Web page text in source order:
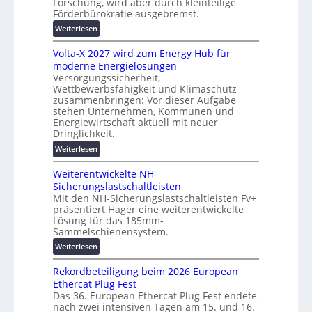
u
n
g
l
ö
s
u
n
g
e
n
c
h
u
t
z
u
n
d
d
i
g
i
t
l
e
T
r
a
n
s
p
a
r
e
Förderbürokratie ausgebremst.
Weiterlesen:
M
a
s
c
h
i
n
e
n
b
a
u
:
F
o
r
s
c
h
u
n
g
Volta-X 2027 wird zum Energy Hub für
moderne Energielösungen
Versorgungssicherheit,
Wettbewerbsfähigkeit und Klimaschutz
zusammenbringen: Vor dieser Aufgabe
stehen Unternehmen, Kommunen und
Energiewirtschaft aktuell mit neuer
Dringlichkeit.
Weiterlesen:
V
o
l
t
a
-
X
2
0
2
7
w
Weiterentwickelte NH-
Sicherungslastschaltleisten
Mit den NH-Sicherungslastschaltleisten Fv+
präsentiert Hager eine weiterentwickelte
Lösung für das 185mm-
Sammelschienensystem.
Weiterlesen:
W
e
i
t
e
Rekordbeteiligung beim 2026 European
Ethercat Plug Fest
Das 36. European Ethercat Plug Fest endete
nach zwei intensiven Tagen am 15. und 16.